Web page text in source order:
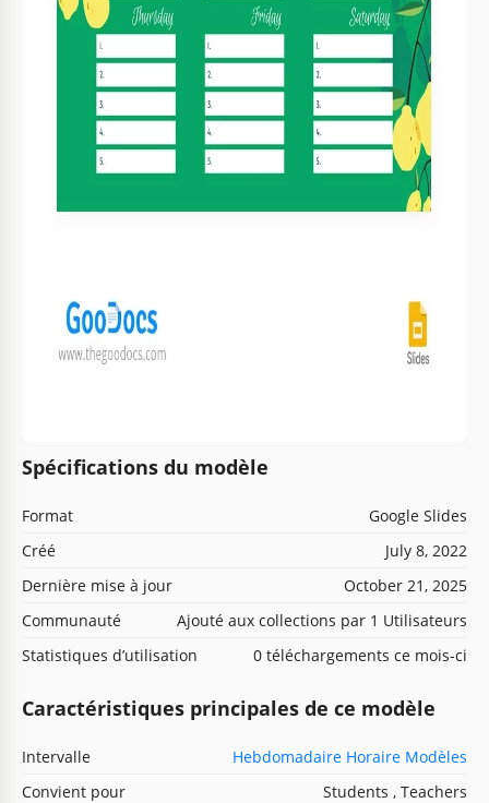
Spécifications du modèle
Format
Google Slides
Créé
July 8, 2022
Dernière mise à jour
October 21, 2025
Communauté
Ajouté aux collections par 1 Utilisateurs
Statistiques d’utilisation
0 téléchargements ce mois-ci
Caractéristiques principales de ce modèle
Intervalle
Hebdomadaire Horaire Modèles
Convient pour
Students , Teachers